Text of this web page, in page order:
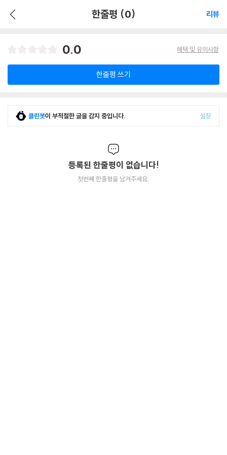
한줄평 (0) 리뷰
0.0 혜택 및 유의사항
한줄평 쓰기
클린봇이 부적절한 글을 감지 중입니다. 설정
등록된 한줄평이 없습니다!
첫번째 한줄평을 남겨주세요.